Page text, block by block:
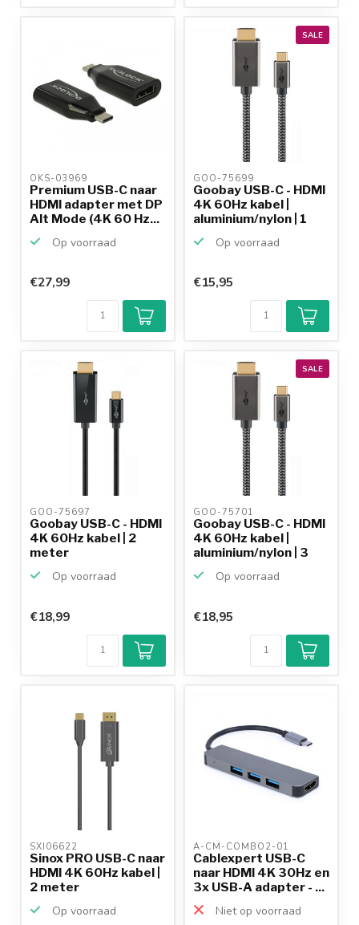
OKS-03969
Premium USB-C naar
HDMI adapter met DP
Alt Mode (4K 60 Hz...
Op voorraad
€27,99
SALE
GOO-75699
Goobay USB-C - HDMI
4K 60Hz kabel |
aluminium/nylon | 1
Op voorraad
Klantenbeoordeling
9,2/10
Achteraf
betalen mogelijk
productkennis
€15,95
GOO-75697
Goobay USB-C - HDMI
4K 60Hz kabel | 2
meter
Op voorraad
€18,99
SALE
GOO-75701
Goobay USB-C - HDMI
4K 60Hz kabel |
aluminium/nylon | 3
Op voorraad
€18,95
SXI06622
Sinox PRO USB-C naar
HDMI 4K 60Hz kabel |
2 meter
Op voorraad
A-CM-COMBO2-01
Cablexpert USB-C
naar HDMI 4K 30Hz en
3x USB-A adapter - ...
Niet op voorraad